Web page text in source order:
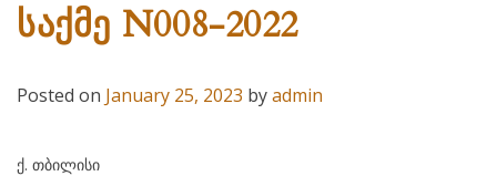
საქმე N008-2022
Posted on January 25, 2023 byadmin
ქ. თბილისი 25